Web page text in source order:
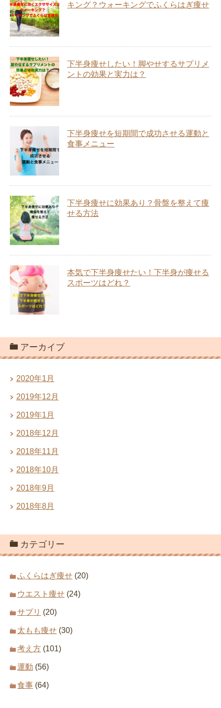
キング？ウォーキングでふくらはぎ痩せ
下半身痩せしたい！脚やせするサプリメ
ントの効果と実力は？
下半身痩せを短期間で成功させる運動と
食事メニュー
下半身痩せに効果あり？骨盤を整えて痩
せる方法
本気で下半身痩せたい！下半身が痩せる
スポーツはどれ？
アーカイブ
2020年1月
2019年12月
2019年1月
2018年12月
2018年11月
2018年10月
2018年9月
2018年8月
カテゴリー
ふくらはぎ痩せ (20)
ウエスト痩せ (24)
サプリ (20)
太もも痩せ (30)
考え方 (101)
運動 (56)
食事 (64)